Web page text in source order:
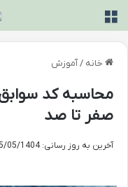
خانه /آموزش
محاسبه کد
صفر تا صد
آخرین به روز رسانی: 05/05/1404